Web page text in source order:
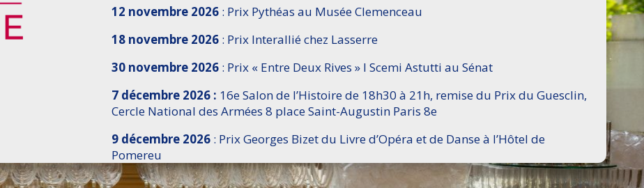
12 novembre 2026: Prix Pythéas au Musée Clemenceau
18 novembre 2026: Prix Interallié chez Lasserre
30 novembre 2026: Prix « Entre Deux Rives » I Scemi Astutti au Sénat
7 décembre 2026 : 16e Salon de l’Histoire de 18h30 à 21h, remise du Prix du Guesclin,
Cercle National des Armées 8 place Saint-Augustin Paris 8e
9 décembre 2026: Prix Georges Bizet du Livre d’Opéra et de Danse à l’Hôtel de
Pomereu